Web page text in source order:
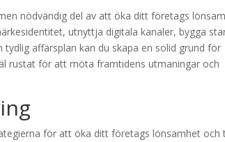
nödvändig del av att öka ditt företags
utnyttja digitala kanaler, bygga
affärsplan kan du skapa en solid grund för
rustat för att möta framtidens utmaningar och
för att öka ditt företags lönsamhet och